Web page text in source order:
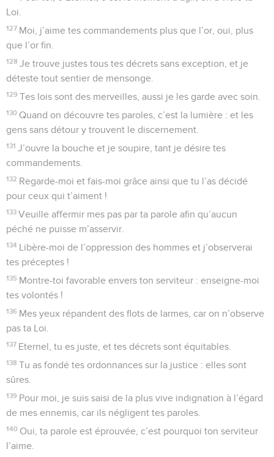
Loi.
127 Moi, j’aime tes commandements plus que l’or, oui, plus
que l’or fin.
128 Je trouve justes tous tes décrets sans exception, et je
déteste tout sentier de mensonge.
129 Tes lois sont des merveilles, aussi je les garde avec soin.
130 Quand on découvre tes paroles, c’est la lumière : et les
gens sans détour y trouvent le discernement.
131 J’ouvre la bouche et je soupire, tant je désire tes
commandements.
132 Regarde-moi et fais-moi grâce ainsi que tu l’as décidé
pour ceux qui t’aiment !
133 Veuille affermir mes pas par ta parole afin qu’aucun
péché ne puisse m’asservir.
134 Libère-moi de l’oppression des hommes et j’observerai
tes préceptes !
135 Montre-toi favorable envers ton serviteur : enseigne-moi
tes volontés !
136 Mes yeux répandent des flots de larmes, car on n’observe
pas ta Loi.
137 Eternel, tu es juste, et tes décrets sont équitables.
138 Tu as fondé tes ordonnances sur la justice : elles sont
sûres.
139 Pour moi, je suis saisi de la plus vive indignation à l’égard
de mes ennemis, car ils négligent tes paroles.
140 Oui, ta parole est éprouvée, c’est pourquoi ton serviteur
l’aime.